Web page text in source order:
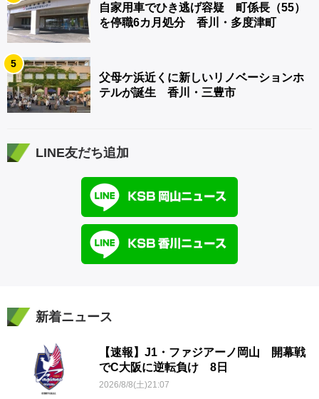
自家用車でひき逃げ容疑 町係長（55）
を停職6カ月処分 香川・多度津町
5
父母ケ浜近くに新しいリノベーションホ
テルが誕生 香川・三豊市
LINE友だち追加
新着ニュース
【速報】J1・ファジアーノ岡山 開幕戦
でC大阪に逆転負け 8日
2026/8/8(土)21:07